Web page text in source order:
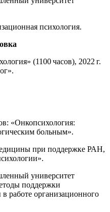
психология.
(1100 часов), 2022 г.
«Онкопсихология:
больным».
при поддержке РАН,
университет
поддержки
работе организационного